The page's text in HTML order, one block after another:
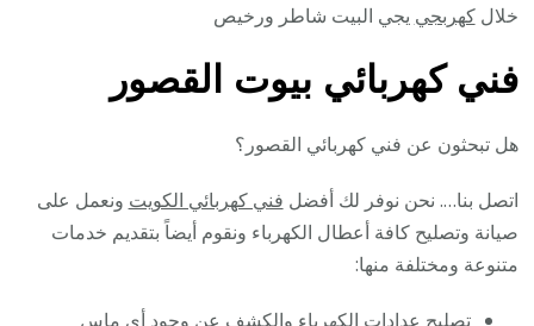
خلالكهربجي يجي البيت شاطر ورخيص
فني كهربائي بيوت القصور
هل تبحثون عن فني كهربائي القصور؟
اتصل بنا…. نحن نوفر لك أفضل فني كهربائي الكويت ونعمل على
صيانة وتصليح كافة أعطال الكهرباء ونقوم أيضاً بتقديم خدمات
متنوعة ومختلفة منها:
تصليح عدادات الكهرباء والكشف عن وجود أي ماس